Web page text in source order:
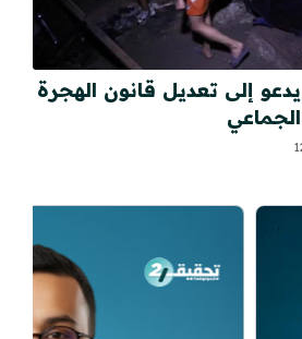
إلى تعديل قانون الهجرة